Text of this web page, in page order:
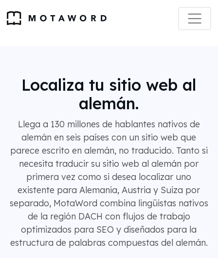
Localiza tu sitio web al
alemán.
Llega a 130 millones de hablantes nativos de
alemán en seis países con un sitio web que
parece escrito en alemán, no traducido. Tanto si
necesita traducir su sitio web al alemán por
primera vez como si desea localizar uno
existente para Alemania, Austria y Suiza por
separado, MotaWord combina lingüistas nativos
de la región DACH con flujos de trabajo
optimizados para SEO y diseñados para la
estructura de palabras compuestas del alemán.